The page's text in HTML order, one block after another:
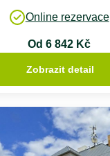
Online rezervace
Od 6 842 Kč
Zobrazit detail